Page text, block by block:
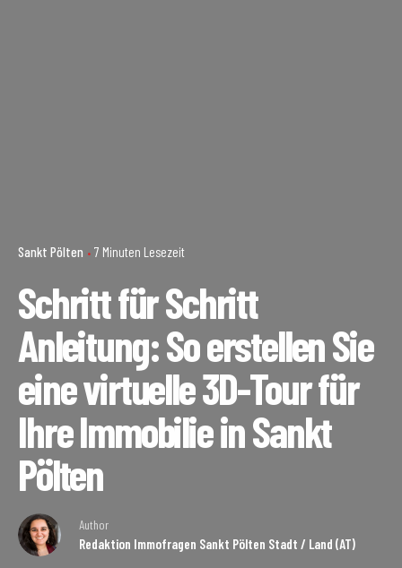
Sankt Pölten 7 Minuten Lesezeit
Schritt für Schritt
Anleitung: So erstellen Sie
eine virtuelle 3D-Tour für
Ihre Immobilie in Sankt
Pölten
Author
Redaktion Immofragen Sankt Pölten Stadt / Land (AT)